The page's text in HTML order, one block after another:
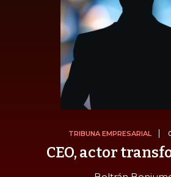
TRIBUNA EMPRESARIAL
CEO, actor